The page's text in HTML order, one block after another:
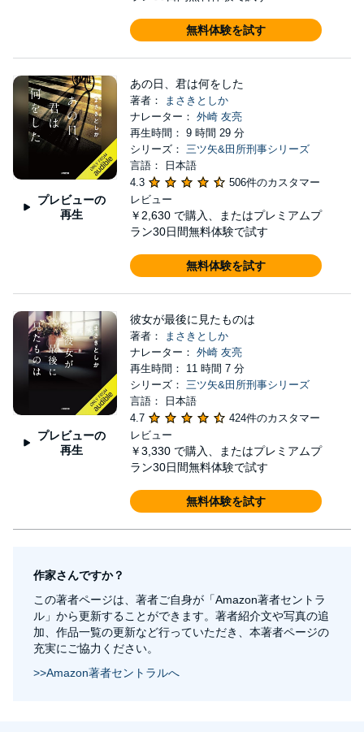
無料体験を試す
プレビューの
再生
あの日、君は何をした
著者：
まさきとしか
ナレーター： 外崎 友亮
再生時間： 9 時間 29 分
シリーズ： 三ツ矢&田所刑事シリーズ
言語： 日本語
4.3
506件のカスタマー
レビュー
￥2,630 で購入、またはプレミアムプ
ラン30日間無料体験で試す
無料体験を試す
プレビューの
再生
彼女が最後に見たものは
著者：
まさきとしか
ナレーター： 外崎 友亮
再生時間： 11 時間 7 分
シリーズ： 三ツ矢&田所刑事シリーズ
言語： 日本語
4.7
424件のカスタマー
レビュー
￥3,330 で購入、またはプレミアムプ
ラン30日間無料体験で試す
無料体験を試す
作家さんですか？
この著者ページは、著者ご自身が「Amazon著者セントラ
ル」から更新することができます。著者紹介文や写真の追
加、作品一覧の更新など行っていただき、本著者ページの
充実にご協力ください。
>>Amazon著者セントラルへ